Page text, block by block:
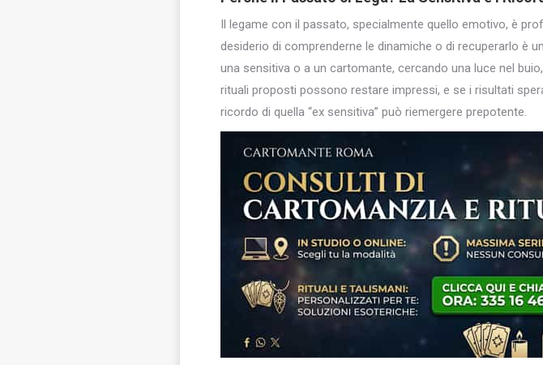
Il legame con il passato, specialmente quello emotivo, è
desiderio di comprenderne le dinamiche o di recuperarlo è
una sensitiva o a un cartomante, cercando una luce nel
rituali proposti possono restare impressi, e se i risultati
ricordo di quella “ex sensitiva” può riemergere prepotente.